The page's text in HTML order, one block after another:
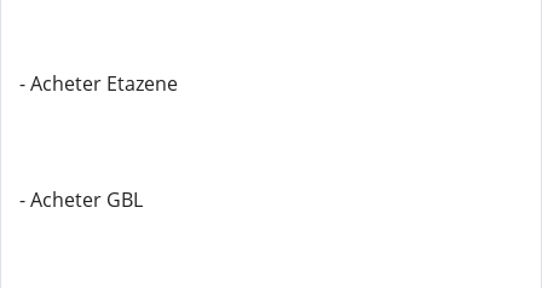
- Acheter Etazene
- Acheter GBL